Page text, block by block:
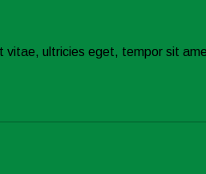
vitae, ultricies eget, tempor sit